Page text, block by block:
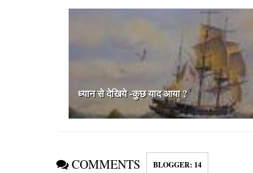
ध्यान से देखिये -कुछ याद आया ?
COMMENTS BLOGGER: 14